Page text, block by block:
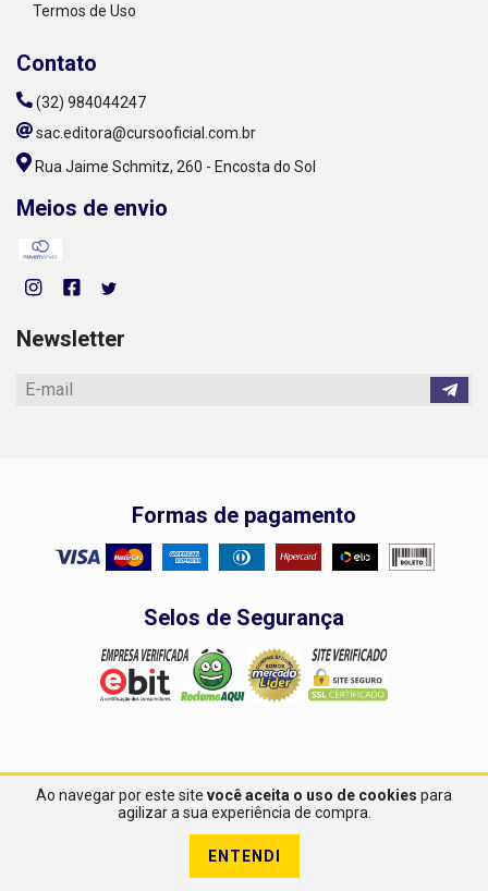
Ao navegar por este site você aceita o uso de cookies para
agilizar a sua experiência de compra.
ENTENDI
Termos de Uso
Contato
(32) 984044247
sac.editora@cursooficial.com.br
Rua Jaime Schmitz, 260 - Encosta do Sol
Meios de envio
Newsletter
Formas de pagamento
Selos de Segurança